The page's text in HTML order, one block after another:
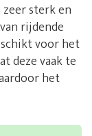
sterk en
rijdende
voor het
deze vaak te
het